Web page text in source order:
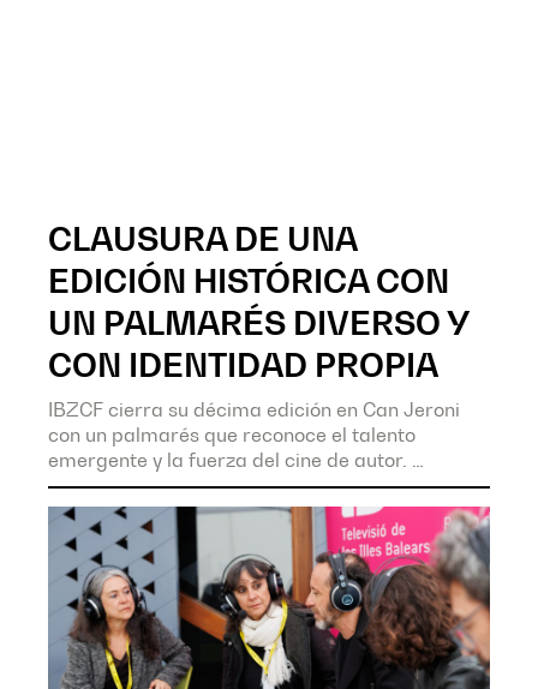
CLAUSURA DE UNA
EDICIÓN HISTÓRICA CON
UN PALMARÉS DIVERSO Y
CON IDENTIDAD PROPIA
IBZCF cierra su décima edición en Can Jeroni
con un palmarés que reconoce el talento
emergente y la fuerza del cine de autor.